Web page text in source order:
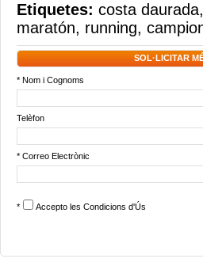
Etiquetes: costa daurada,
maratón, running,
SOL·LICITAR
* Nom i Cognoms
Telèfon
* Correo Electrònic
* Accepto les Condicions d'Ús